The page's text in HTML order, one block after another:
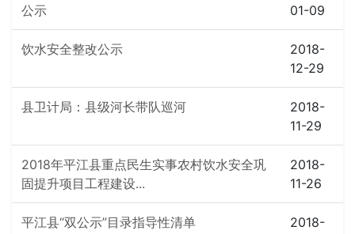
公示
01-09
饮水安全整改公示
2018-
12-29
县卫计局：县级河长带队巡河
2018-
11-29
2018年平江县重点民生实事农村饮水安全巩
固提升项目工程建设...
2018-
11-26
平江县“双公示”目录指导性清单
2018-